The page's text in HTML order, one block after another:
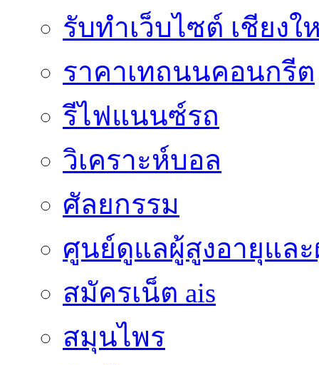
รับทำเว็บไซต์ เชียงใ
ราคาเทถนนคอนกรีต
รีไฟแนนซ์รถ
วิเคราะห์บอล
ศัลยกรรม
ศูนย์ดูแลผู้สูงอายุแล
สมัครเน็ต ais
สมุนไพร